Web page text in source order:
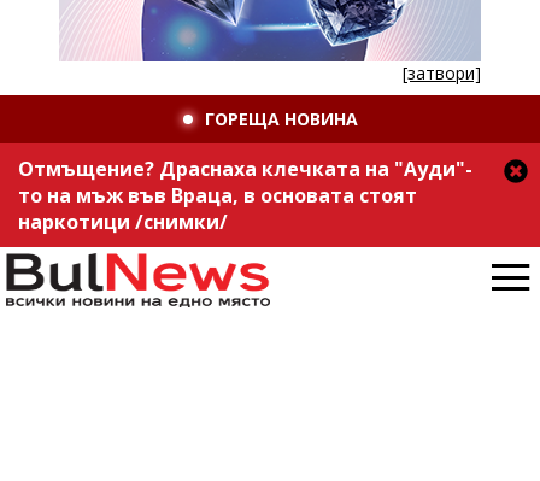
[затвори]
ГОРЕЩА НОВИНА
Отмъщение? Драснаха клечката на "Ауди"-
то на мъж във Враца, в основата стоят
наркотици /снимки/